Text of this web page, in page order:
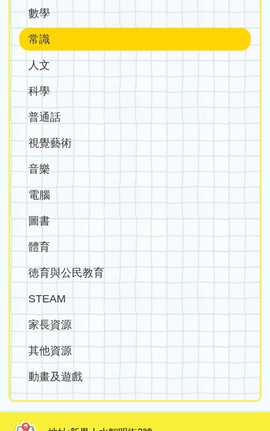
數學
常識
人文
科學
普通話
視覺藝術
音樂
電腦
圖書
體育
徳育與公民教育
STEAM
家長資源
其他資源
動畫及遊戲